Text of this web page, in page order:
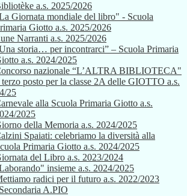
a.s. 2025/2026
Giornata mondiale del libro" - Scuola
Giotto a.s. 2025/2026
Narranti a.s. 2025/2026
storia… per incontrarci” – Scuola Primaria
a.s. 2024/2025
nazionale “L’ALTRA BIBLIOTECA"
terzo posto per la classe 2A delle GIOTTO a.s.
25
alla Scuola Primaria Giotto a.s.
2025
della Memoria a.s. 2024/2025
Spaiati: celebriamo la diversità alla
Primaria Giotto a.s. 2024/2025
del Libro a.s. 2023/2024
insieme a.s. 2024/2025
radici per il futuro a.s. 2022/2023
A.PIO